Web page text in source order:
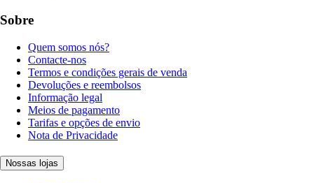
Sobre
Quem somos nós?
Contacte-nos
Termos e condições gerais de venda
Devoluções e reembolsos
Informação legal
Meios de pagamento
Tarifas e opções de envio
Nota de Privacidade
Nossas lojas